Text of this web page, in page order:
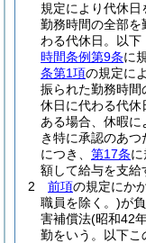
規定により代休日
勤務時間の全部を
わる代休日。以
時間条例第9条に
条第1項の規定に
振られた勤務時間
休日に代わる代休
ある場合、休暇
き特に承認のあ
につき、 第17条
額して給与を支給
2
前項の規定にか
職員を除く。)が
害補償法(昭和42
勤をいう。以下こ